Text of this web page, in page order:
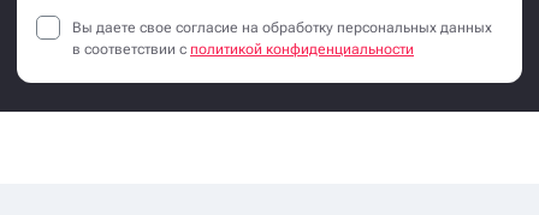
Вы даете свое согласие на обработку персональных данных
в соответствии с политикой конфиденциальности